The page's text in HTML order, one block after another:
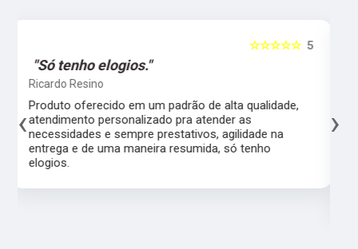
5
☆☆☆☆☆
"Atendem nossa expectativa."
Leticia Caroline
Um diferencial raro de se encontrar uma atenção
total no atendimento sendo ele presencial ou
telefônico, excelentes produtos que atendem
nossa expectativa como clientes e trazendo total
satisfação só agradeço pois ficou muito mais
intertravados perfeito amei.
‹ ›